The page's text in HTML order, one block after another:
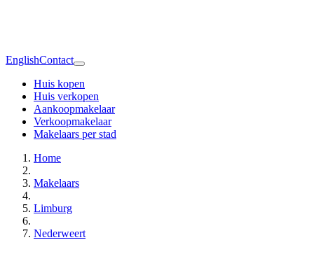
EnglishContact
Huis kopen
Huis verkopen
Aankoopmakelaar
Verkoopmakelaar
Makelaars per stad
Home
Makelaars
Limburg
Nederweert